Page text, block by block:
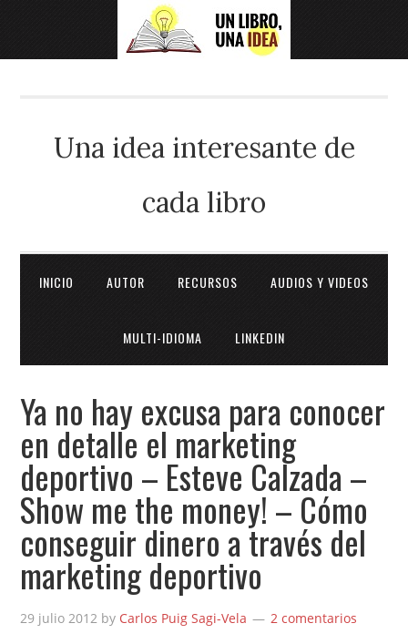
Una idea interesante de
cada libro
INICIO AUTOR RECURSOS AUDIOS Y VIDEOS
MULTI-IDIOMA LINKEDIN
Ya no hay excusa para conocer
en detalle el marketing
deportivo – Esteve Calzada –
Show me the money! – Cómo
conseguir dinero a través del
marketing deportivo
29 julio 2012 by Carlos Puig Sagi-Vela 2 comentarios